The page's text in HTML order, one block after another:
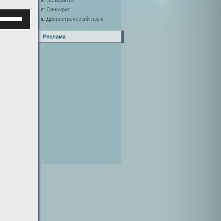
Санскрит
Древнегреческий язык
Реклама